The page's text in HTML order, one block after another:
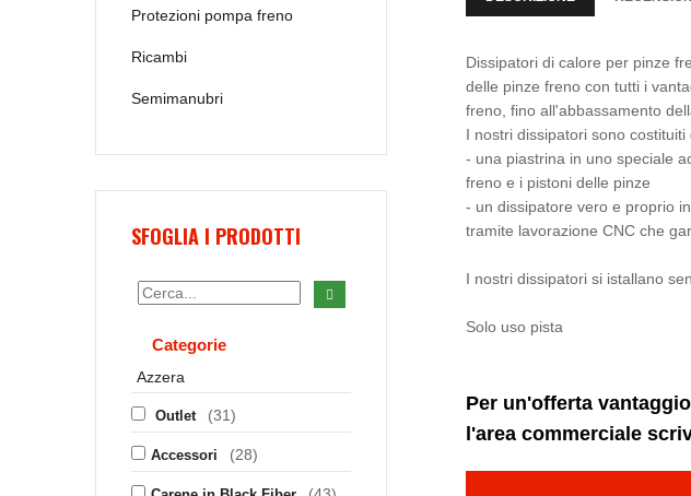
Dissipatori di calore per pinze
delle pinze freno con tutti i
freno, fino all'abbassamento
I nostri dissipatori sono
- una piastrina in uno speciale
freno e i pistoni delle pinze
- un dissipatore vero e proprio
tramite lavorazione CNC che
I nostri dissipatori si istallano
Solo uso pista
Per un'offerta
l'area commerciale
Protezioni pompa freno
Ricambi
Semimanubri
SFOGLIA I PRODOTTI
Categorie
Azzera
Outlet (31)
Accessori (28)